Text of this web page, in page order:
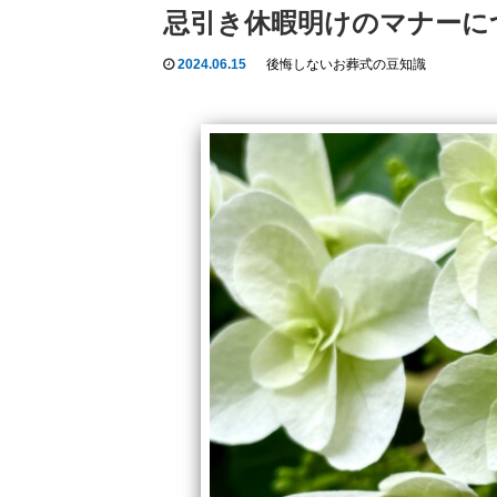
忌引き休暇明けのマナー
2024.06.15 後悔しないお葬式の豆知識